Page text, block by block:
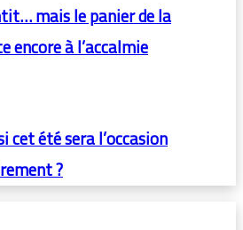
mais le panier de la
encore à l’accalmie
cet été sera l’occasion
?